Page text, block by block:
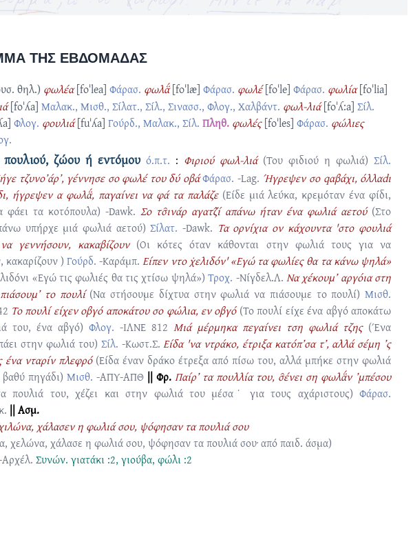
ΤΗΣ ΕΒΔΟΜΆΔΑΣ
θηλ.) φωλέα [foˈlea] Φάρασ. φωλα̈́ [foˈlæ] Φάρασ. φωλέ [foˈle] Φάρασ. φωλία [foˈlia]
[foˈʎa] Μαλακ., Μισθ., Σίλατ., Σίλ., Σινασσ., Φλογ., Χαλβάντ. φωλ-λιά [foˈʎ:a] Σίλ.
Φλογ. φουλιά [fuˈʎa] Γούρδ., Μαλακ., Σίλ. Πληθ. φωλές [foˈles] Φάρασ. φώλιες
ζώου ή εντόμου ό.π.τ. : Φιριού φωλ-λιά (Του φιδιού η φωλιά)Σίλ.
τζυνο’άρ’, γέννησε σο φωλέ του δύ οβάΦάρασ. -Lag. Ήγρεψεν σο qαβάχι, όλλαdι
ήγρεψεν α φωλα̈́, παγαίνει να φά τα παλάζε (Είδε μιά λεύκα, κρεμόταν ένα φίδι,
φάει τα κοτόπουλα)-Dawk. Σο τσ̑ινάρ αγατζ̑ί απάνω ήταν ένα φωλιά αετού (Στο
υπήρχε μιά φωλιά αετού)Σίλατ. -Dawk. Τα ορνίχια ον κάχουντα 'στο φουλιά
γεννήσουν, κακαβίζουν (Οι κότες όταν κάθονται στην φωλιά τους για να
κακαρίζουν )Γούρδ. -Καράμπ. Είπεν ντο χ̇ελιδόν' «Εγώ τα φωλίες θα τα κάνω ψηλά»
«Εγώ τις φωλιές θα τις χτίσω ψηλά»)Τροχ. -Νίγδελ.Λ. Να χέκουμ’ αργόια στη
το πουλί (Να στήσουμε δίχτυα στην φωλιά να πιάσουμε το πουλί) Μισθ.
Το πουλί είχεν οβγό αποκάτου σο φώλια, εν οβγό (Το πουλί είχε ένα αβγό αποκάτω
του, ένα αβγό)Φλογ. -ΙΛΝΕ 812 Μιά μέρμηκα πεγαίνει τση φωλιά τζης (Ένα
στην φωλιά του) Σίλ. -Κωστ.Σ. Είδα 'να ντράκο, έτριξα κατόπ’σα τ’, αλλά σέμη ’ς
ένα νταρίν πλεφρό (Είδα έναν δράκο έτρεξα από πίσω του, αλλά μπήκε στην φωλιά
βαθύ πηγάδι)Μισθ. -ΑΠΥ-ΑΠΘ || Φρ. Παίρ’ τα πουλλία του, σ̑ένει ση φωλα̈́ν ’μπέσου
πουλιά του, χέζει και στην φωλιά του μέσα˙ για τους αχάριστους) Φάρασ.
|| Ασμ.
χάλασεν η φωλιά σου, ψόφησαν τα πουλιά σου
χελώνα, χάλασε η φωλιά σου, ψόφησαν τα πουλιά σου· από παιδ. άσμα)
Συνών. γιατάκι :2, γιούβα, φώλι :2